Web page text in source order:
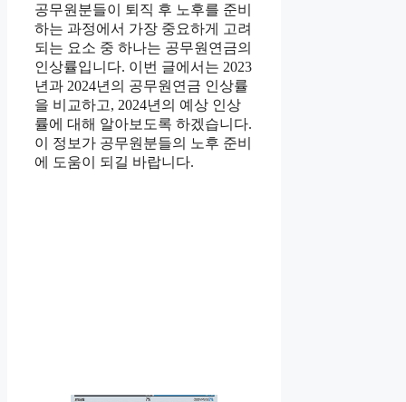
공무원분들이 퇴직 후 노후를 준비
하는 과정에서 가장 중요하게 고려
되는 요소 중 하나는 공무원연금의
인상률입니다. 이번 글에서는 2023
년과 2024년의 공무원연금 인상률
을 비교하고, 2024년의 예상 인상
률에 대해 알아보도록 하겠습니다.
이 정보가 공무원분들의 노후 준비
에 도움이 되길 바랍니다.